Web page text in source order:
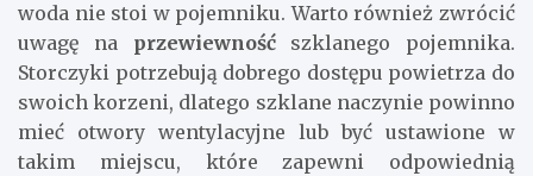
woda nie stoi w pojemniku. Warto również zwrócić
uwagę na przewiewnośćszklanego pojemnika.
Storczyki potrzebują dobrego dostępu powietrza do
swoich korzeni, dlatego szklane naczynie powinno
mieć otwory wentylacyjne lub być ustawione w
takim miejscu, które zapewni odpowiednią